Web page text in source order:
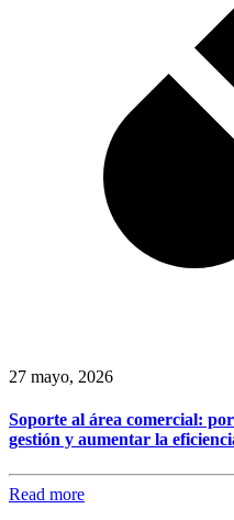
27 mayo, 2026
Soporte al área comercial:
gestión y aumentar la
Read more